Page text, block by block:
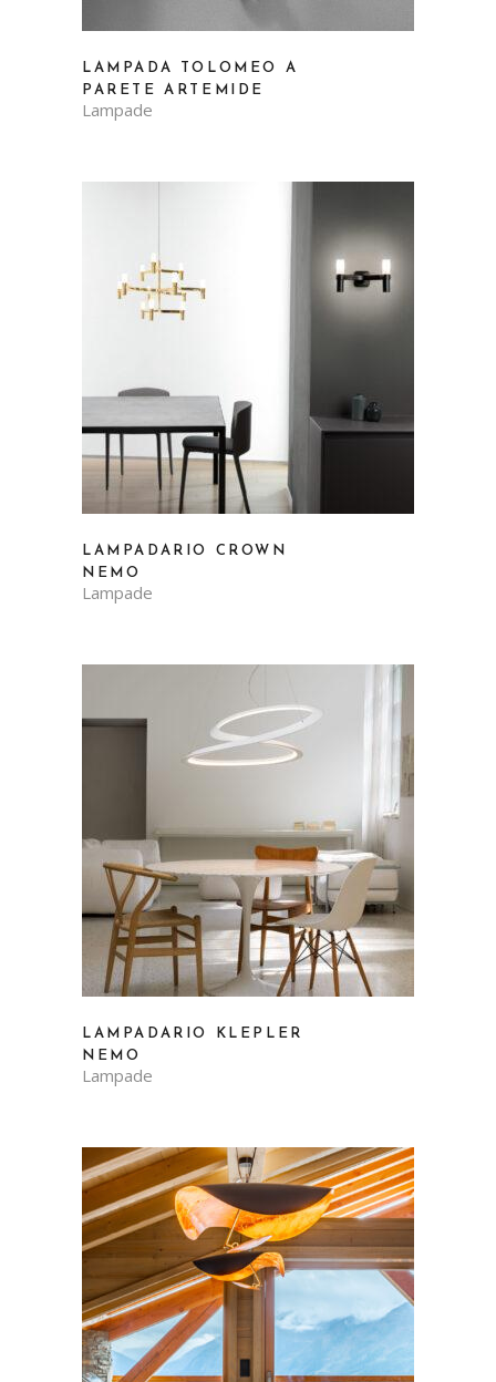
LAMPADA TOLOMEO A
PARETE ARTEMIDE
Lampade
LAMPADARIO CROWN
NEMO
Lampade
LAMPADARIO KLEPLER
NEMO
Lampade